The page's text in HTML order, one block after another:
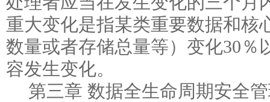
重大变化是指某类重要数据和核
数量或者存储总量等）变化30％
容发生变化。
第三章 数据全生命周期安全